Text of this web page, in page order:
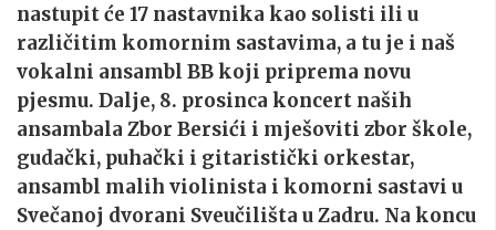
nastupit će 17 nastavnika kao solisti ili u
različitim komornim sastavima, a tu je i naš
vokalni ansambl BB koji priprema novu
pjesmu. Dalje, 8. prosinca koncert naših
ansambala Zbor Bersići i mješoviti zbor škole,
gudački, puhački i gitaristički orkestar,
ansambl malih violinista i komorni sastavi u
Svečanoj dvorani Sveučilišta u Zadru. Na koncu